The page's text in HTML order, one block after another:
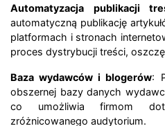
Automatyzacja publikacji
automatyczną publikację
platformach i stronach
proces dystrybucji treści,
Baza wydawców i blogerów:
obszernej bazy danych
co umożliwia firmom
zróżnicowanego audytorium.